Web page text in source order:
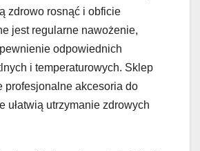
zdrowo rosnąć i obficie
jest regularne nawożenie,
odpowiednich
i temperaturowych. Sklep
profesjonalne akcesoria do
ułatwią utrzymanie zdrowych